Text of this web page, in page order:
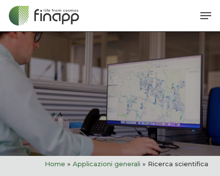
Skip
main
content
Home » Applicazioni generali » Ricerca scientifica